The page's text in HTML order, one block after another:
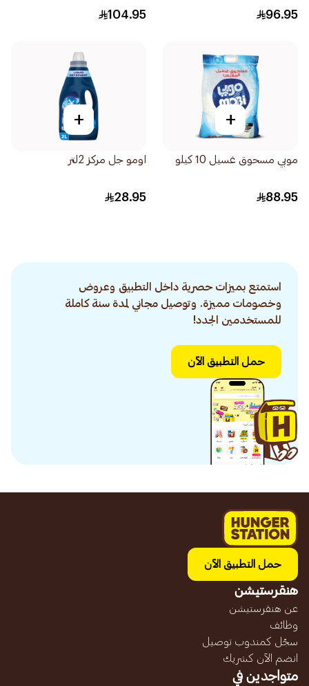
96.95
الأوتوماتيكية 7 كيلو
104.95
+
موبي مسحوق غسيل 10 كيلو
88.95
+
اومو جل مركز 2لتر
28.95
استمتع بميزات حصرية داخل التطبيق وعروض
وخصومات مميزة. وتوصيل مجاني لمدة سنة كاملة
للمستخدمين الجدد!
حمل التطبيق الآن
حمل التطبيق الآن
هنقرستيشن
عن هنقرستيشن
وظائف
سجّل كمندوب توصيل
انضم الآن كشريك
متواجدين في